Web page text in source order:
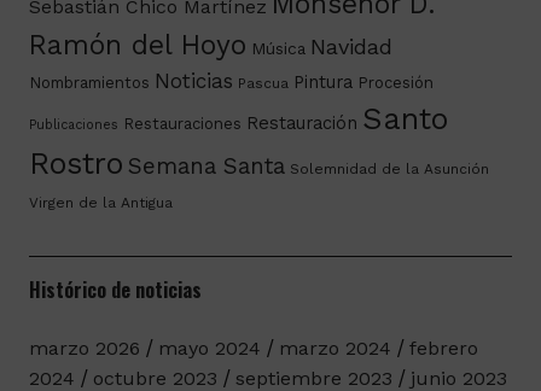
Sebastián Chico Martínez
Ramón del Hoyo Música Navidad
Nombramientos Noticias Pascua Pintura Procesión
Publicaciones Restauraciones Restauración Santo
Rostro Semana Santa Solemnidad de la Asunción
Virgen de la Antigua
Histórico de noticias
marzo 2026 mayo 2024 marzo 2024
febrero
2024
octubre 2023 septiembre 2023
junio 2023